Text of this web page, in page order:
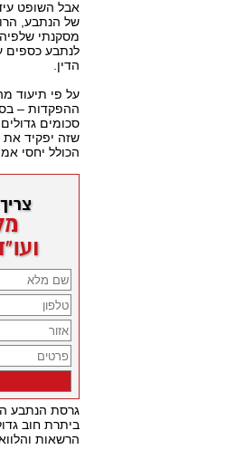
אבל השופט
של הנתבע,
מסקנתי
לנתבע כספים
הדין.
על פי תיעוד
סכומים
שזה יפקיד את
הכולל יחסי
גרסת הנתבע
ביתרת חוב
הרשאות